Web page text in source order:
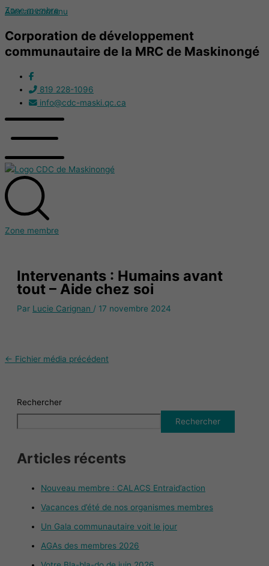
Aller au contenu
Zone membre
Corporation de développement
communautaire de la MRC de Maskinongé
819 228-1096
info@cdc-maski.qc.ca
Zone membre
Intervenants : Humains avant
tout – Aide chez soi
Par Lucie Carignan / 17 novembre 2024
← Fichier média précédent
Rechercher
Rechercher
Articles récents
Nouveau membre : CALACS Entraid’action
Vacances d’été de nos organismes membres
Un Gala communautaire voit le jour
AGAs des membres 2026